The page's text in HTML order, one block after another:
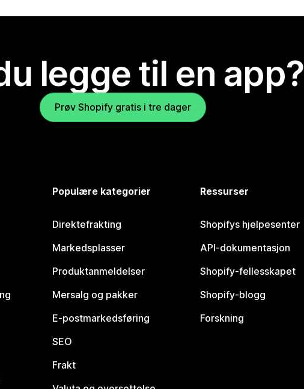
legge til en app?
Prøv Shopify gratis i tre dager
Populære kategorier
Direktefrakting
Markedsplasser
Produktanmeldelser
Mersalg og pakker
E-postmarkedsføring
SEO
Frakt
Ressurser
Shopifys hjelpesenter
API-dokumentasjon
Shopify-fellesskapet
Shopify-blogg
Forskning